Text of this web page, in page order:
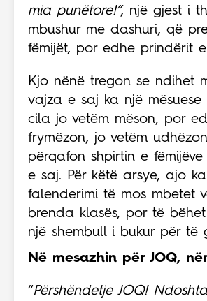
mia punëtore!”, një gjest i
mbushur me dashuri, që
fëmijët, por edhe prindërit
Kjo nënë tregon se ndihet
vajza e saj ka një
cila jo vetëm mëson, por
frymëzon, jo vetëm
përqafon shpirtin e fëmijëve
e saj. Për këtë arsye, ajo
falenderimi të mos mbetet
brenda klasës, por të
një shembull i bukur për të
Në mesazhin për JOQ,
“Përshëndetje JOQ!